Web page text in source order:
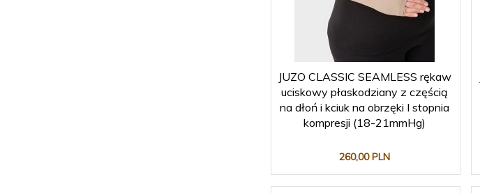
JUZO CLASSIC SEAMLESS rękaw
uciskowy płaskodziany z częścią
na dłoń i kciuk na obrzęki I stopnia
kompresji (18-21mmHg)
260,00 PLN